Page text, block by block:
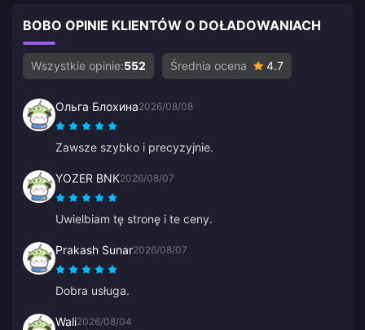
BOBO OPINIE KLIENTÓW O DOŁADOWANIACH
Wszystkie opinie:552 Średnia ocena 4.7
Ольга Блохина2026/08/08
Zawsze szybko i precyzyjnie.
YOZER BNK2026/08/07
Uwielbiam tę stronę i te ceny.
Prakash Sunar2026/08/07
Dobra usługa.
Wali2026/08/04